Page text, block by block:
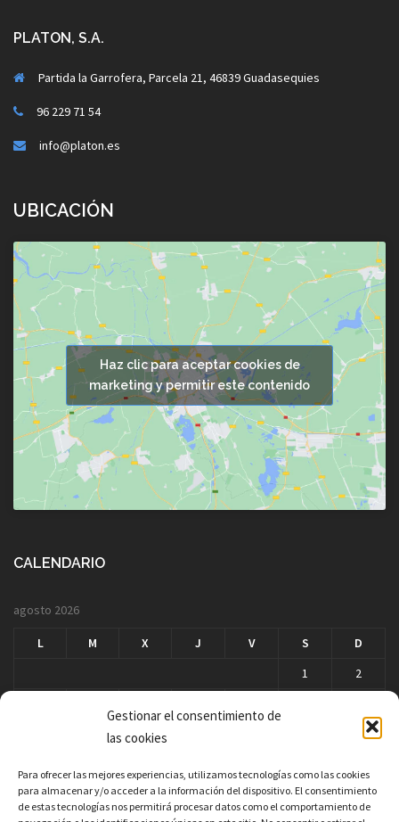
Gestionar el consentimiento de
las cookies
Para ofrecer las mejores experiencias, utilizamos tecnologías como las cookies
para almacenar y/o acceder a la información del dispositivo. El consentimiento
de estas tecnologías nos permitirá procesar datos como el comportamiento de
PLATON, S.A.
Partida la Garrofera, Parcela 21, 46839 Guadasequies
96 229 71 54
info@platon.es
UBICACIÓN
Haz clic para aceptar cookies de
marketing y permitir este contenido
CALENDARIO
agosto 2026
L M X J V S
D
1
2
12
16
24
25 26 27 28 29
30